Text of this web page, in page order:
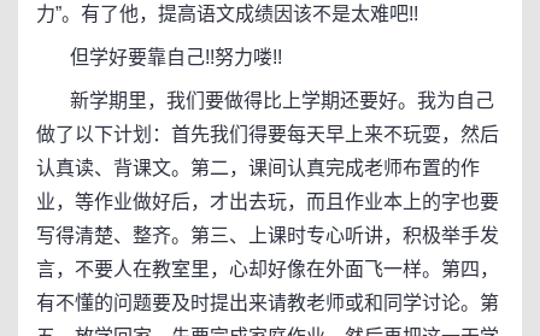
力”。有了他，提高语文成绩因该不是太难吧!!
但学好要靠自己!!努力喽!!
新学期里，我们要做得比上学期还要好。我为自己
做了以下计划：首先我们得要每天早上来不玩耍，然后
认真读、背课文。第二，课间认真完成老师布置的作
业，等作业做好后，才出去玩，而且作业本上的字也要
写得清楚、整齐。第三、上课时专心听讲，积极举手发
言，不要人在教室里，心却好像在外面飞一样。第四，
有不懂的问题要及时提出来请教老师或和同学讨论。第